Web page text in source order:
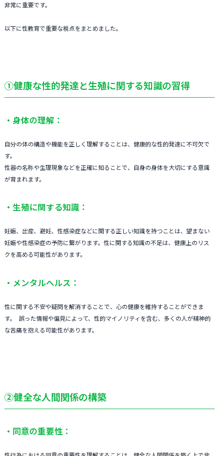
非常に重要です。
以下に性教育で重要な視点をまとめました。
①健康な性的発達と生殖に関する知識の習得
・身体の理解：
自分の体の構造や機能を正しく理解することは、健康的な性的発達に不可欠で
す。
性器の名称や生理現象などを正確に知ることで、自身の身体を大切にする意識
が育まれます。
・生殖に関する知識：
妊娠、出産、避妊、性感染症などに関する正しい知識を持つことは、望まない
妊娠や性感染症の予防に繋がります。性に関する知識の不足は、健康上のリス
クを高める可能性があります。
・メンタルヘルス：
性に関する不安や疑問を解消することで、心の健康を維持することができま
す。 誤った情報や偏見によって、性的マイノリティを含む、多くの人が精神的
な苦痛を抱える可能性があります。
②健全な人間関係の構築
・同意の重要性：